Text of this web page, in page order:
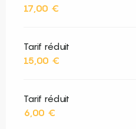
17,00 €
Tarif réduit
15,00 €
Tarif réduit
6,00 €